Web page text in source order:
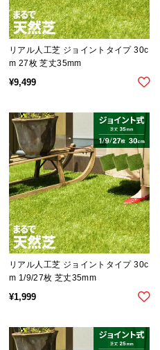
ン
グ
ガ
イ
支
払
い
に
つ
い
て
配
送
料
に
い
て
リアル人工芝 ジョイントタイプ 30c
m 27枚 芝丈35mm
¥9,499
リアル人工芝 ジョイントタイプ 30c
m 1/9/27枚 芝丈35mm
¥1,999